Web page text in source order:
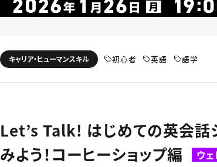
キャリア・ヒューマンスキル 初心者 英語 語学
Let’s Talk! はじめての英会話
みよう！コーヒーショップ編
ウ